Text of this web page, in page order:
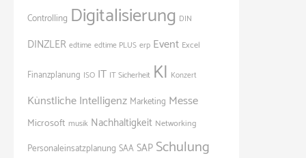
Controlling Digitalisierung DIN
DINZLER edtime edtime PLUS erp Event Excel
Finanzplanung ISO IT IT Sicherheit KI Konzert
Künstliche Intelligenz Marketing Messe
Microsoft musik Nachhaltigkeit Networking
Personaleinsatzplanung SAASAP Schulung